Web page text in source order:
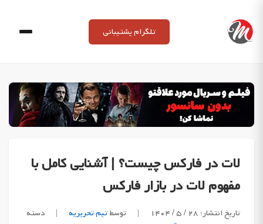
content
تلگرام پشتیبانی
لات در فارکس چیست؟ | آشنایی کامل با
مفهوم لات در بازار فارکس
تاریخ انتشار: ۲۸ / ۵ / ۱۴۰۴ | توسطتیم تحریریه |
دسته